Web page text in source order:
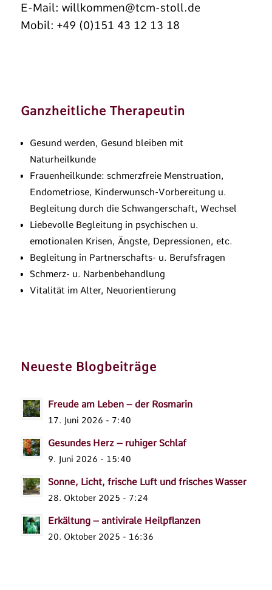
E-Mail: willkommen@tcm-stoll.de
Mobil: +49 (0)151 43 12 13 18
Ganzheitliche Therapeutin
Gesund werden, Gesund bleiben mit
Naturheilkunde
Frauenheilkunde: schmerzfreie Menstruation,
Endometriose, Kinderwunsch-Vorbereitung u.
Begleitung durch die Schwangerschaft, Wechsel
Liebevolle Begleitung in psychischen u.
emotionalen Krisen, Ängste, Depressionen, etc.
Begleitung in Partnerschafts- u. Berufsfragen
Schmerz- u. Narbenbehandlung
Vitalität im Alter, Neuorientierung
Neueste Blogbeiträge
Freude am Leben – der Rosmarin
17. Juni 2026 - 7:40
Gesundes Herz – ruhiger Schlaf
9. Juni 2026 - 15:40
Sonne, Licht, frische Luft und frisches Wasser
28. Oktober 2025 - 7:24
Erkältung – antivirale Heilpflanzen
20. Oktober 2025 - 16:36